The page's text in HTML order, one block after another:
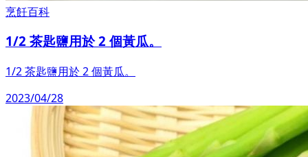
烹飪百科
1/2 茶匙鹽用於 2 個黃瓜。
1/2 茶匙鹽用於 2 個黃瓜。
2023/04/28